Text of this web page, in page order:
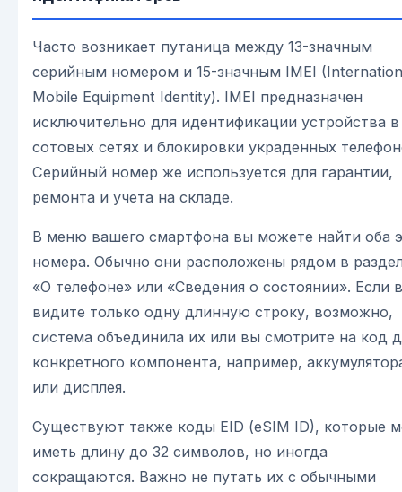
Часто возникает путаница между 13-значным
серийным номером и 15-значным IMEI
Mobile Equipment Identity). IMEI предназначен
исключительно для идентификации устройства в
сотовых сетях и блокировки украденных
Серийный номер же используется для гарантии,
ремонта и учета на складе.
В меню вашего смартфона вы можете найти оба
номера. Обычно они расположены рядом в
«О телефоне» или «Сведения о состоянии». Если
видите только одну длинную строку, возможно,
система объединила их или вы смотрите на код
конкретного компонента, например,
или дисплея.
Существуют также коды EID (eSIM ID), которые
иметь длину до 32 символов, но иногда
сокращаются. Важно не путать их с обычными